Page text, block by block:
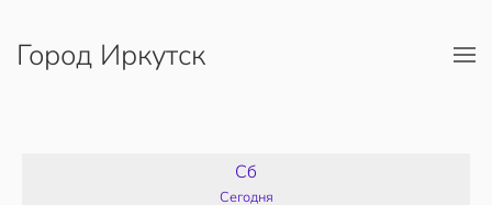
Перейти к содержимому
Город Иркутск
Сб
Сегодня